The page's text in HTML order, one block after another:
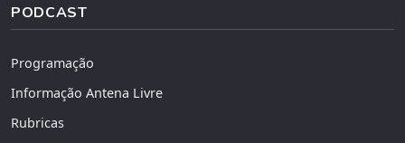
PODCAST
Programação
Informação Antena Livre
Rubricas